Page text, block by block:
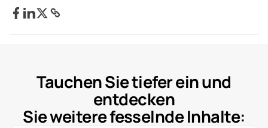
Tauchen Sie tiefer ein und
entdecken
Sie weitere fesselnde Inhalte: